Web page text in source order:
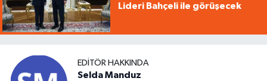
Lideri Bahçeli ile görüşecek
EDITÖR HAKKINDA
Selda Manduz